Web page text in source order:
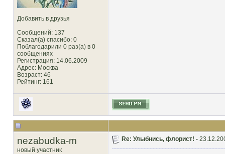
Добавить в друзья
Сообщений: 137
Сказал(а) спасибо: 0
Поблагодарили 0 раз(а) в 0
сообщениях
Регистрация: 14.06.2009
Адрес: Москва
Возраст: 46
Рейтинг: 161
nezabudka-m
новый участник
Re: Улыбнись, флорист! -